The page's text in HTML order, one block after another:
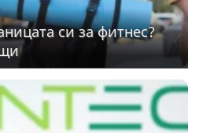
си за фитнес?